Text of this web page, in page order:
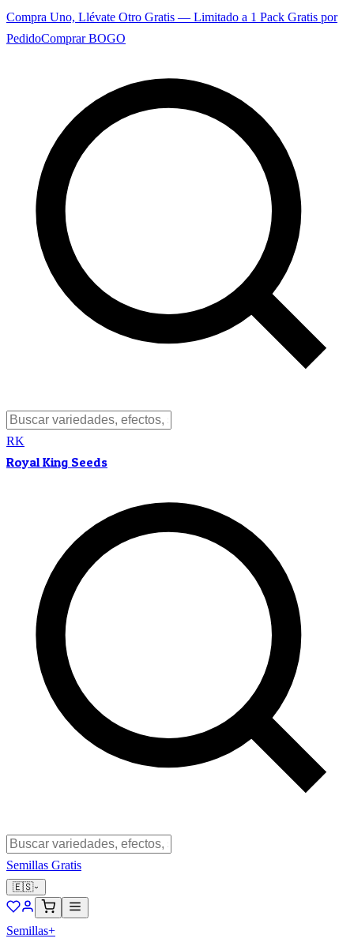
Compra Uno, Llévate Otro Gratis — Limitado a 1 Pack Gratis por
PedidoComprar BOGO
RK
Royal King Seeds
Semillas Gratis
🇪🇸
Semillas+